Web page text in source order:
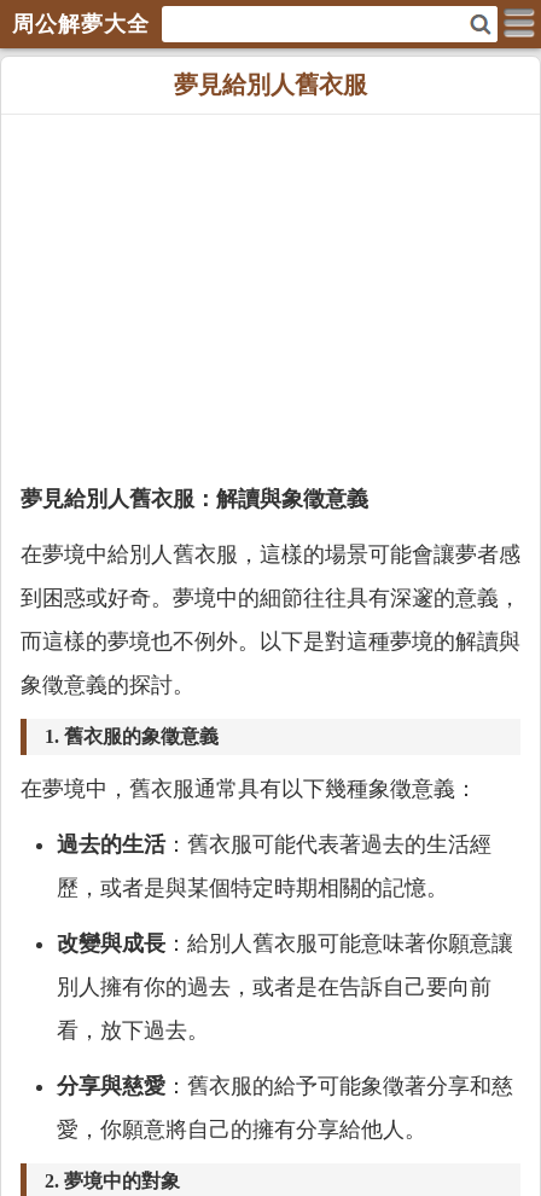
周公解夢大全
夢見給別人舊衣服
夢見給別人舊衣服：解讀與象徵意義
在夢境中給別人舊衣服，這樣的場景可能會讓夢者感
到困惑或好奇。夢境中的細節往往具有深邃的意義，
而這樣的夢境也不例外。以下是對這種夢境的解讀與
象徵意義的探討。
1. 舊衣服的象徵意義
在夢境中，舊衣服通常具有以下幾種象徵意義：
過去的生活：舊衣服可能代表著過去的生活經
歷，或者是與某個特定時期相關的記憶。
改變與成長 ：給別人舊衣服可能意味著你願意讓
別人擁有你的過去，或者是在告訴自己要向前
看，放下過去。
分享與慈愛 ：舊衣服的給予可能象徵著分享和慈
愛，你願意將自己的擁有分享給他人。
2. 夢境中的對象